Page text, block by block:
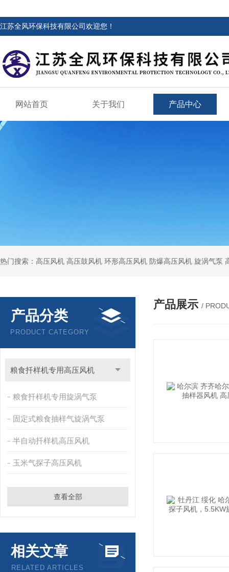
江苏全风环保科技有限公司欢迎您！
网站首页 关于我们 产品中心
热门搜索：高压风机 高压鼓风机 环形高压风机 防爆高压风机 旋涡气泵
产品分类
PRODUCT CATEGORY
粮食扦样机专用高压风机
粮食扦样机专用旋涡气泵
固定式粮食抽样气旋涡气泵
半自动扦样机高压风机
玉米气探子高压风机
查看全部
相关文章
RELATED ARTICLES
产品展示 /